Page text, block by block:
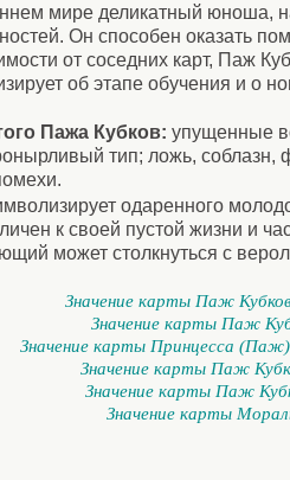
мире деликатный юноша,
Он способен оказать
от соседних карт, Паж
об этапе обучения и о
Пажа Кубков: упущенные
тип; ложь, соблазн,
одаренного
к своей пустой жизни и
может столкнуться с
Значение карты Паж
Значение карты Паж
Значение карты Принцесса
Значение карты Паж
Значение карты Паж
Значение карты